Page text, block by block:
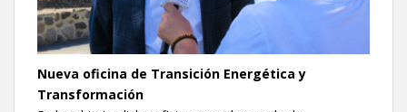
Nueva oficina de Transición Energética y
Transformación